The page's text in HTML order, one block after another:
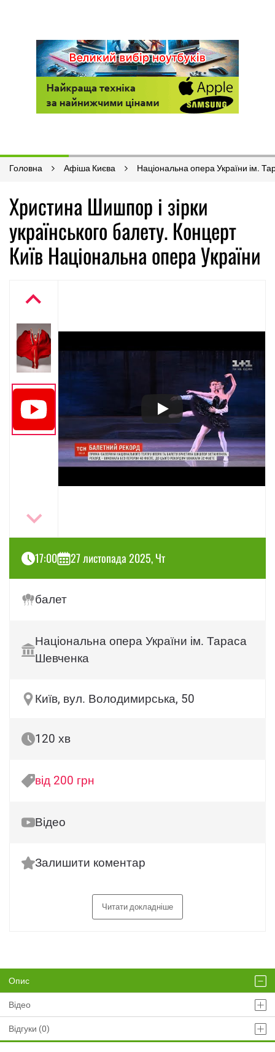
Головна Афіша Києва Національна опера України ім.
Христина Шишпор і зірки
українського балету. Концерт
Київ Національна опера України
17:00 27 листопада 2025, Чт
балет
Національна опера України ім. Тараса
Шевченка
Київ, вул. Володимирська, 50
120 хв
від 200 грн
Відео
Залишити коментар
Читати докладніше
Опис
Відео
Відгуки (0)